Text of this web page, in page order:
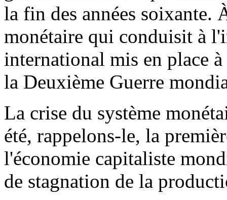
la fin des années soixante.
monétaire qui conduisit à
international mis en place
la Deuxième Guerre
La crise du système
été, rappelons-le, la
l'économie capitaliste
de stagnation de la